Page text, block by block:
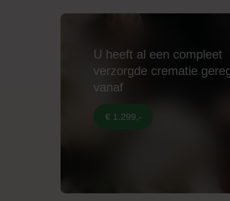
U heeft al een compleet
verzorgde crematie
vanaf
€ 1.299,-